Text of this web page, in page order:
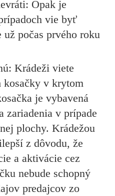
Opak je
vie byť
počas prvého roku
Krádeži viete
kosačky v krytom
je vybavená
zariadenia v prípade
plochy. Krádežou
z dôvodu, že
a aktivácie cez
nebude schopný
predajcov zo